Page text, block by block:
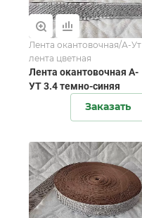
Лента окантовочная/А-Ут
лента цветная
Лента окантовочная А-
УТ 3.4 темно-синяя
Заказать